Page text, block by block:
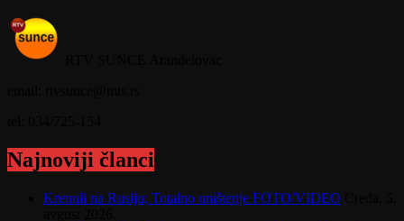
Najnoviji članci
Krenuli na Rusiju; Totalno uništenje FOTO/VIDEO